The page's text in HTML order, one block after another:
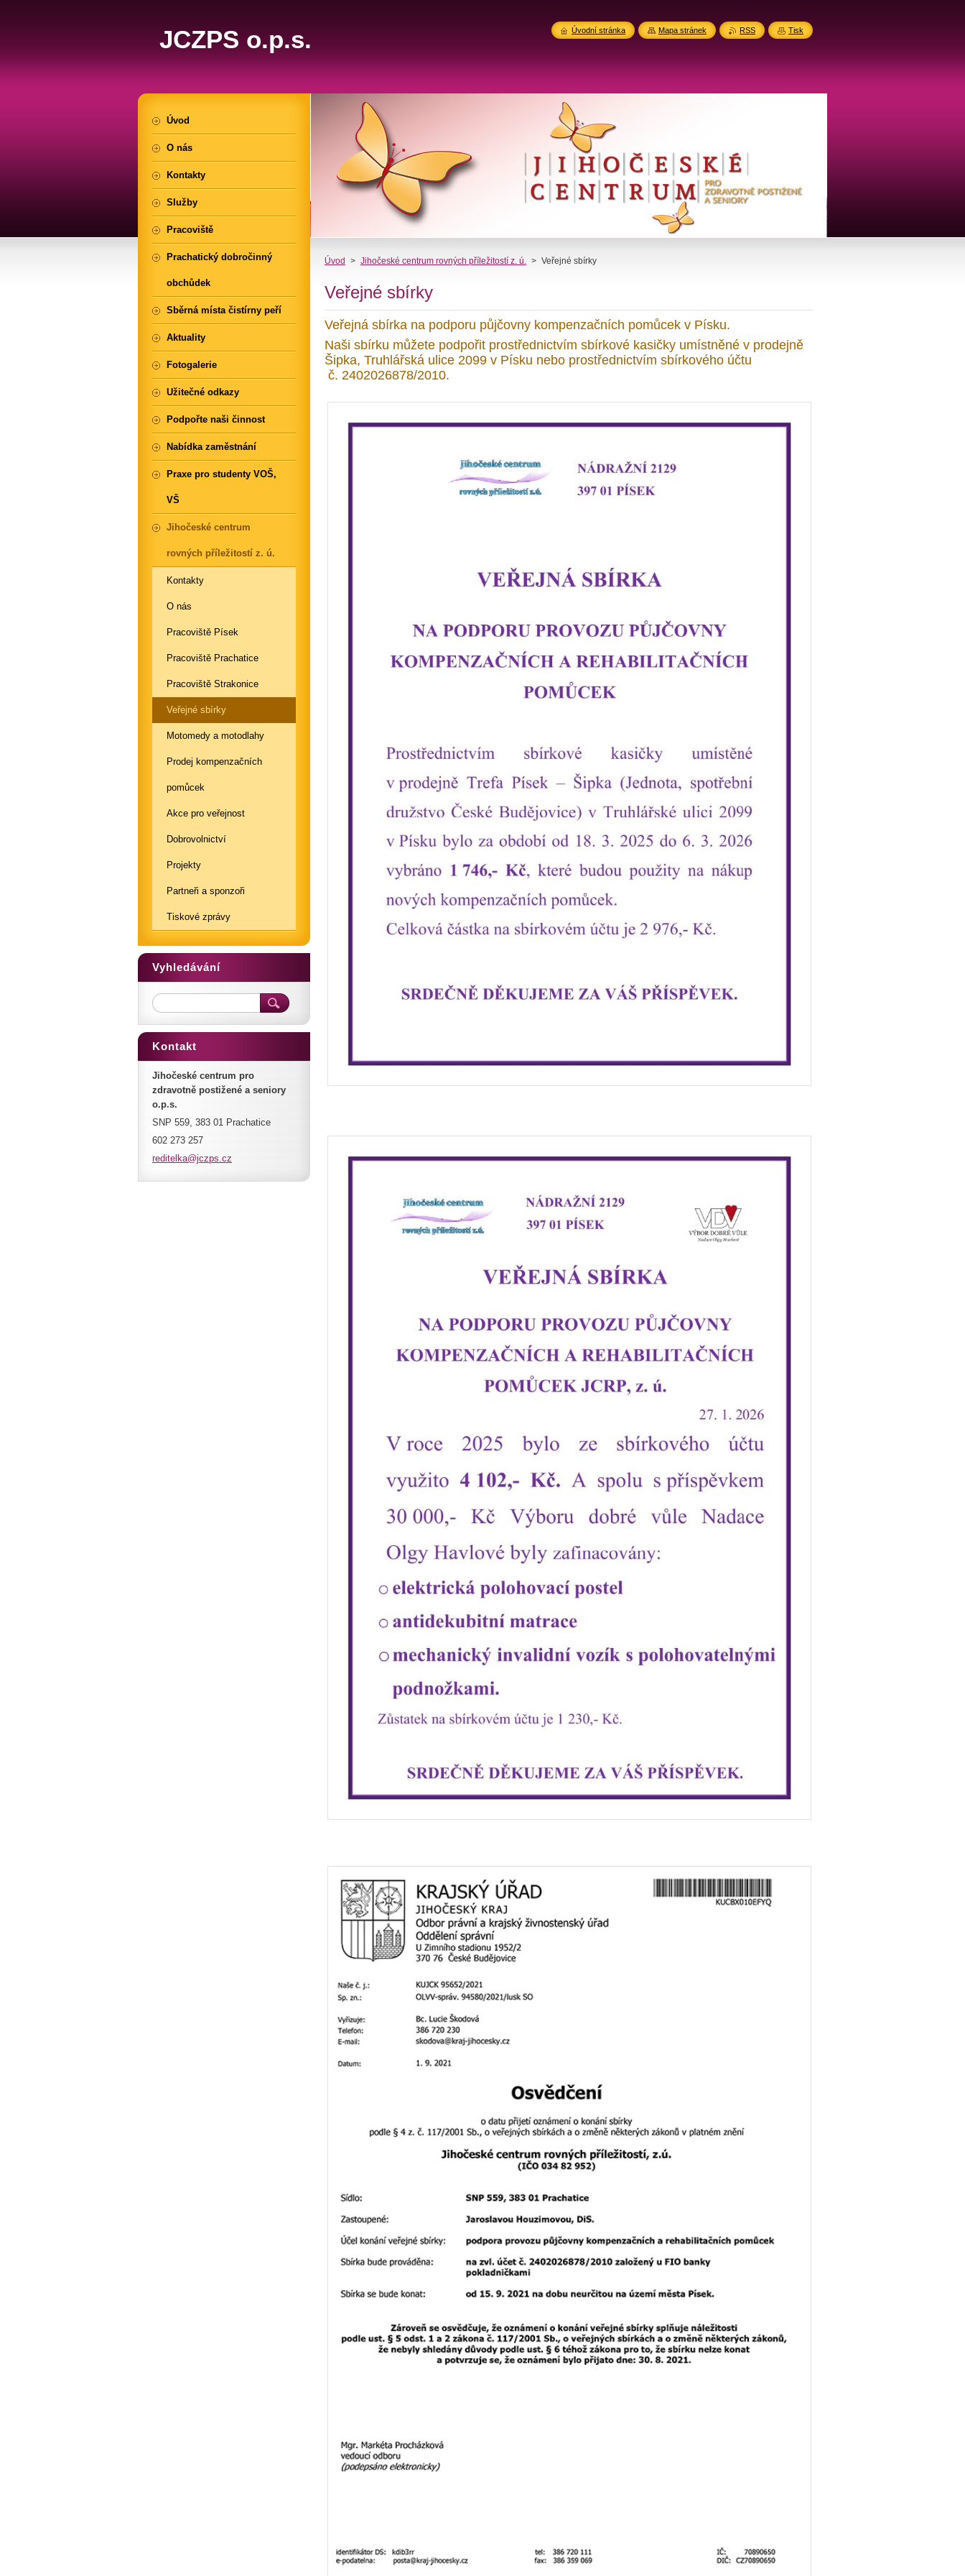
JCZPS o.p.s.
Úvod > Jihočeské centrum rovných příležitostí z. ú. > Veřejné sbírky
Veřejné sbírky
Veřejná sbírka na podporu půjčovny kompenzačních pomůcek v Písku.
Naši sbírku můžete podpořit prostřednictvím sbírkové kasičky umístněné v prodejně
Šipka, Truhlářská ulice 2099 v Písku nebo prostřednictvím sbírkového účtu
č. 2402026878/2010.
Úvod
O nás
Kontakty
Služby
Pracoviště
Prachatický dobročinný
obchůdek
Sběrná místa čistírny peří
Aktuality
Fotogalerie
Užitečné odkazy
Podpořte naši činnost
Nabídka zaměstnání
Praxe pro studenty VOŠ,
VŠ
Jihočeské centrum
rovných příležitostí z. ú.
Kontakty
O nás
Pracoviště Písek
Pracoviště Prachatice
Pracoviště Strakonice
Veřejné sbírky
Motomedy a motodlahy
Prodej kompenzačních
pomůcek
Akce pro veřejnost
Dobrovolnictví
Projekty
Partneři a sponzoři
Tiskové zprávy
Vyhledávání
Kontakt
Jihočeské centrum pro
zdravotně postižené a seniory
o.p.s.
SNP 559, 383 01 Prachatice
602 273 257
reditelka@jczps.cz
Úvodní stránka Mapa stránek RSS Tisk